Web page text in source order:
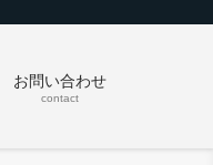
お問い合わせ
contact